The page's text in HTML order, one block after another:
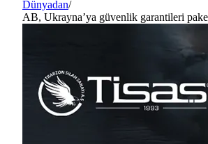
Dünyadan/
AB, Ukrayna’ya güvenlik garantileri